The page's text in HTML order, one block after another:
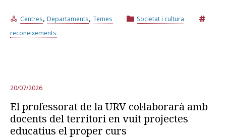
Centres, Departaments, Temes
Societat i cultura
reconeixements
20/07/2026
El professorat de la URV col·laborarà amb
docents del territori en vuit projectes
educatius el proper curs